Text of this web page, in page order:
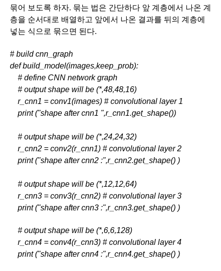
묶어 보도록 하자. 묶는 법은 간단하다 앞 계층에서 나온 계
층을 순서대로 배열하고 앞에서 나온 결과를 뒤의 계층에
넣는 식으로 묶으면 된다.
# build cnn_graph
def build_model(images,keep_prob):
# define CNN network graph
# output shape will be (*,48,48,16)
r_cnn1 = conv1(images) # convolutional layer 1
print ("shape after cnn1 ",r_cnn1.get_shape())
# output shape will be (*,24,24,32)
r_cnn2 = conv2(r_cnn1) # convolutional layer 2
print ("shape after cnn2 :",r_cnn2.get_shape() )
# output shape will be (*,12,12,64)
r_cnn3 = conv3(r_cnn2) # convolutional layer 3
print ("shape after cnn3 :",r_cnn3.get_shape() )
# output shape will be (*,6,6,128)
r_cnn4 = conv4(r_cnn3) # convolutional layer 4
print ("shape after cnn4 :",r_cnn4.get_shape() )